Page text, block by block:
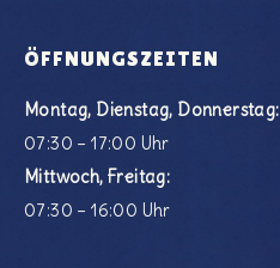
ÖFFNUNGSZEITEN
Montag, Dienstag, Donnerstag:
07:30 – 17:00 Uhr
Mittwoch, Freitag:
07:30 – 16:00 Uhr